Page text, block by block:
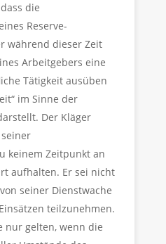
die
Reserve-
während dieser Zeit
Arbeitgebers eine
Tätigkeit ausüben
im Sinne der
Der Kläger
keinem Zeitpunkt an
aufhalten. Er sei nicht
seiner Dienstwache
teilzunehmen.
nur gelten, wenn die